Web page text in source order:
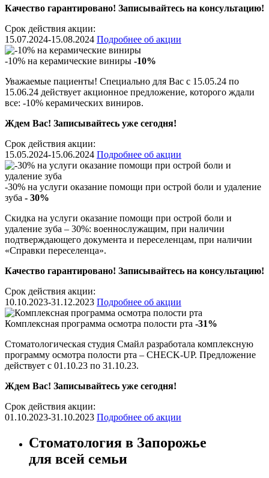
Качество гарантировано! Записывайтесь на консультацию!
Срок действия акции:
15.07.2024-15.08.2024 Подробнее об акции
-10% на керамические виниры -10%
Уважаемые пациенты! Специально для Вас с 15.05.24 по
15.06.24 действует акционное предложение, которого ждали
все: -10% керамических виниров.
Ждем Вас! Записывайтесь уже сегодня!
Срок действия акции:
15.05.2024-15.06.2024 Подробнее об акции
-30% на услуги оказание помощи при острой боли и удаление
зуба - 30%
Скидка на услуги оказание помощи при острой боли и
удаление зуба – 30%: военнослужащим, при наличии
подтверждающего документа и переселенцам, при наличии
«Справки переселенца».
Качество гарантировано! Записывайтесь на консультацию!
Срок действия акции:
10.10.2023-31.12.2023 Подробнее об акции
Комплексная программа осмотра полости рта -31%
Стоматологическая студия Смайл разработала комплексную
программу осмотра полости рта – CHECK-UP. Предложение
действует с 01.10.23 по 31.10.23.
Ждем Вас! Записывайтесь уже сегодня!
Срок действия акции:
01.10.2023-31.10.2023 Подробнее об акции
Стоматология в Запорожье
для всей семьи